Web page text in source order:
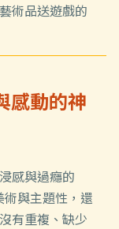
術品送遊戲的
感動的神
感與過癮的
與主題性，還
有重複、缺少